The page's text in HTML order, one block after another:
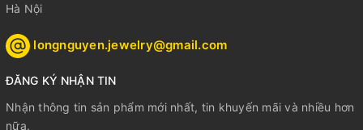
Hà Nội
longnguyen.jewelry@gmail.com
ĐĂNG KÝ NHẬN TIN
Nhận thông tin sản phẩm mới nhất, tin khuyến mãi và nhiều hơn
nữa.